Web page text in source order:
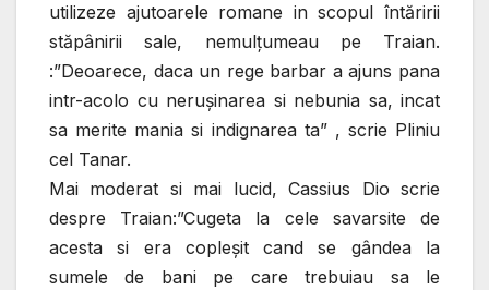
utilizeze ajutoarele romane in scopul întăririi
stăpânirii sale, nemulţumeau pe Traian.
:”Deoarece, daca un rege barbar a ajuns pana
intr-acolo cu neruşinarea si nebunia sa, incat
sa merite mania si indignarea ta” , scrie Pliniu
cel Tanar.
Mai moderat si mai lucid, Cassius Dio scrie
despre Traian:”Cugeta la cele savarsite de
acesta si era copleşit cand se gândea la
sumele de bani pe care trebuiau sa le